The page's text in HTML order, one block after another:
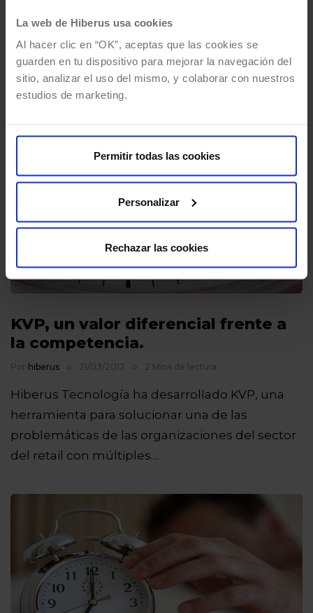
La web de Hiberus usa cookies
Al hacer clic en “OK”, aceptas que las cookies se
guarden en tu dispositivo para mejorar la navegación del
sitio, analizar el uso del mismo, y colaborar con nuestros
estudios de marketing.
Permitir todas las cookies
Personalizar
Rechazar las cookies
en la que es completamente imprescindible
que las distintas empresas privadas y
organismos públicos busquen…
KVP, un valor diferencial frente a
la competencia.
Por hiberus 21/03/2012 2 Mins de lectura
Hiberus Tecnología ha desarrollado KVP, una
herramienta para solucionar una de las
problemáticas de las organizaciones del sector
del retail con múltiples…